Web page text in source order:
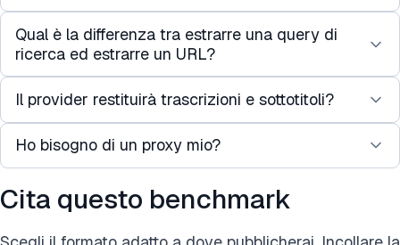
Nessuno dei provider espone direttamente una
serie temporale dei conteggi passati delle
stesso URL video a intervalli regolari e archiviando
è di solito sufficiente per l'analisi delle tendenze.
Qual è la differenza tra estrarre una query di
ricerca ed estrarre un URL?
La ricerca restituisce un elenco classificato di
video per una parola chiave, con metadati
superficiali per risultato. L'estrazione tramite URL
restituisce metadati approfonditi per un video
specifico che già conosci. La ricerca serve per la
Il provider restituirà trascrizioni e sottotitoli?
I dati pubblici e non personali sono generalmente
legali da estrarre nella maggior parte delle
giurisdizioni, ma i Termini di servizio di ogni
Ho bisogno di un proxy mio?
No. Ogni provider nel benchmark gestisce il
proprio pool di proxy e l'evasione anti-bot. Ti
Cita questo benchmark